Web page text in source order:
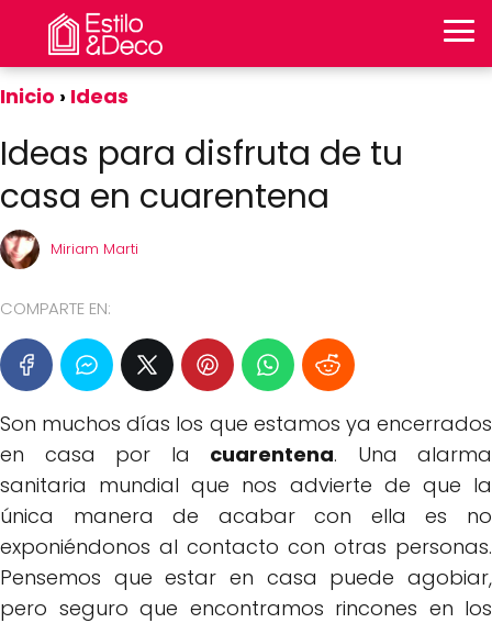
Inicio Ideas
Ideas para disfruta de tu
casa en cuarentena
Miriam Marti
COMPARTE EN:
Son muchos días los que estamos ya encerrados
en casa por la cuarentena. Una alarma
sanitaria mundial que nos advierte de que la
única manera de acabar con ella es no
exponiéndonos al contacto con otras personas.
Pensemos que estar en casa puede agobiar,
pero seguro que encontramos rincones en los